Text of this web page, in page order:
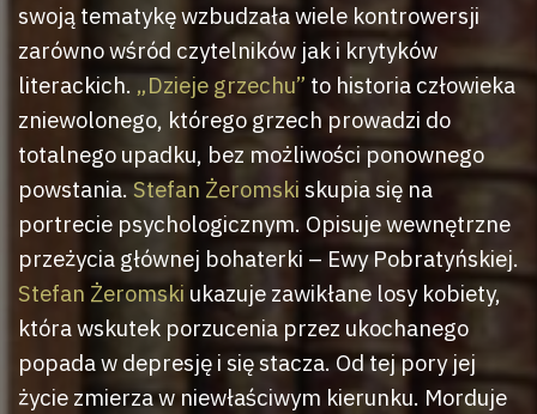
swoją tematykę wzbudzała wiele kontrowersji
zarówno wśród czytelników jak i krytyków
literackich. „Dzieje grzechu” to historia człowieka
zniewolonego, którego grzech prowadzi do
totalnego upadku, bez możliwości ponownego
powstania.Stefan Żeromski skupia się na
portrecie psychologicznym. Opisuje wewnętrzne
przeżycia głównej bohaterki – Ewy Pobratyńskiej.
Stefan Żeromski ukazuje zawikłane losy kobiety,
która wskutek porzucenia przez ukochanego
popada w depresję i się stacza. Od tej pory jej
życie zmierza w niewłaściwym kierunku. Morduje